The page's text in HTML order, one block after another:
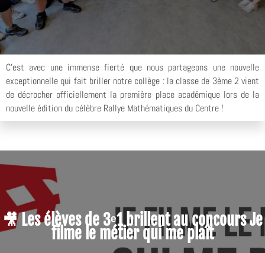
C’est avec une immense fierté que nous partageons une nouvelle
exceptionnelle qui fait briller notre collège : la classe de 3ème 2 vient
de décrocher officiellement la première place académique lors de la
nouvelle édition du célèbre Rallye Mathématiques du Centre !
🎥 Les élèves de 3ᵉ1 brillent au concours Je
filme le métier qui me plaît